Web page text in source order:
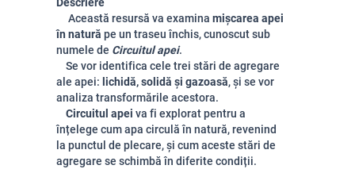
Această resursă va examina mișcarea apei
în natură pe un traseu închis, cunoscut sub
numele de Circuitul apei.
Se vor identifica cele trei stări de agregare
ale apei: lichidă, solidă și gazoasă, și se vor
analiza transformările acestora.
Circuitul apei va fi explorat pentru a
înțelege cum apa circulă în natură, revenind
la punctul de plecare, și cum aceste stări de
agregare se schimbă în diferite condiții.